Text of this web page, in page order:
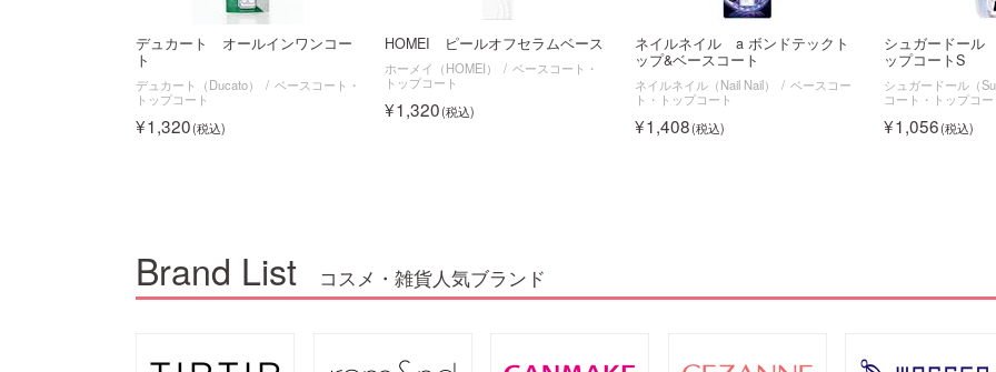
デュカート オールインワンコー
ト
デュカート（Ducato）
ベースコート・
トップコート
1,320
HOMEI ピールオフセラムベース
ホーメイ（HOMEI）
ベースコート・
トップコート
1,320
ネイルネイル a ボンドテックト
ップ&ベースコート
ネイルネイル（Nail Nail）
ベースコー
ト・トップコート
1,408
シュガードー
ップコートS
シュガードール（
コート・トップコー
1,056
Brand List コスメ・雑貨人気ブランド